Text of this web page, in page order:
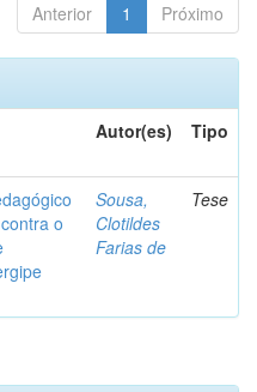
Anterior 1 Próximo
Autor(es) Tipo
o
Sousa,
Clotildes
Farias de
Tese